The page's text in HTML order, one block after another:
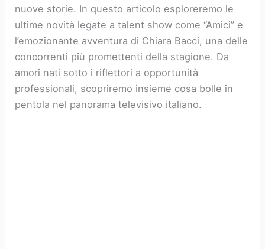
nuove storie. In questo articolo esploreremo le
ultime novità legate a talent show come “Amici” e
l’emozionante avventura di Chiara Bacci, una delle
concorrenti più promettenti della stagione. Da
amori nati sotto i riflettori a opportunità
professionali, scopriremo insieme cosa bolle in
pentola nel panorama televisivo italiano.